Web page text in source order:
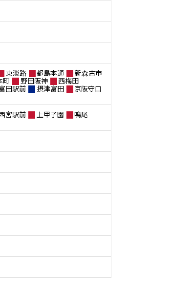
東淡路 都島本通
新森古市
町 野田阪神
西梅田
田駅前 摂津富田
京阪守口
宮駅前 上甲子園
鳴尾